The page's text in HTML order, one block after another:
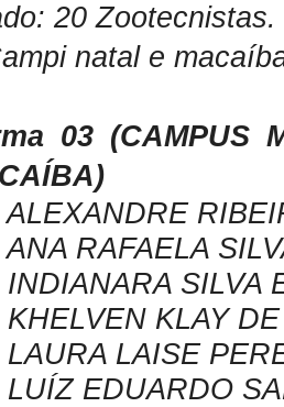
20 Zootecnistas.
natal e
03 (CAMPUS
)
RAFAELA
SILVA
KLAY
LAISE
EDUARDO